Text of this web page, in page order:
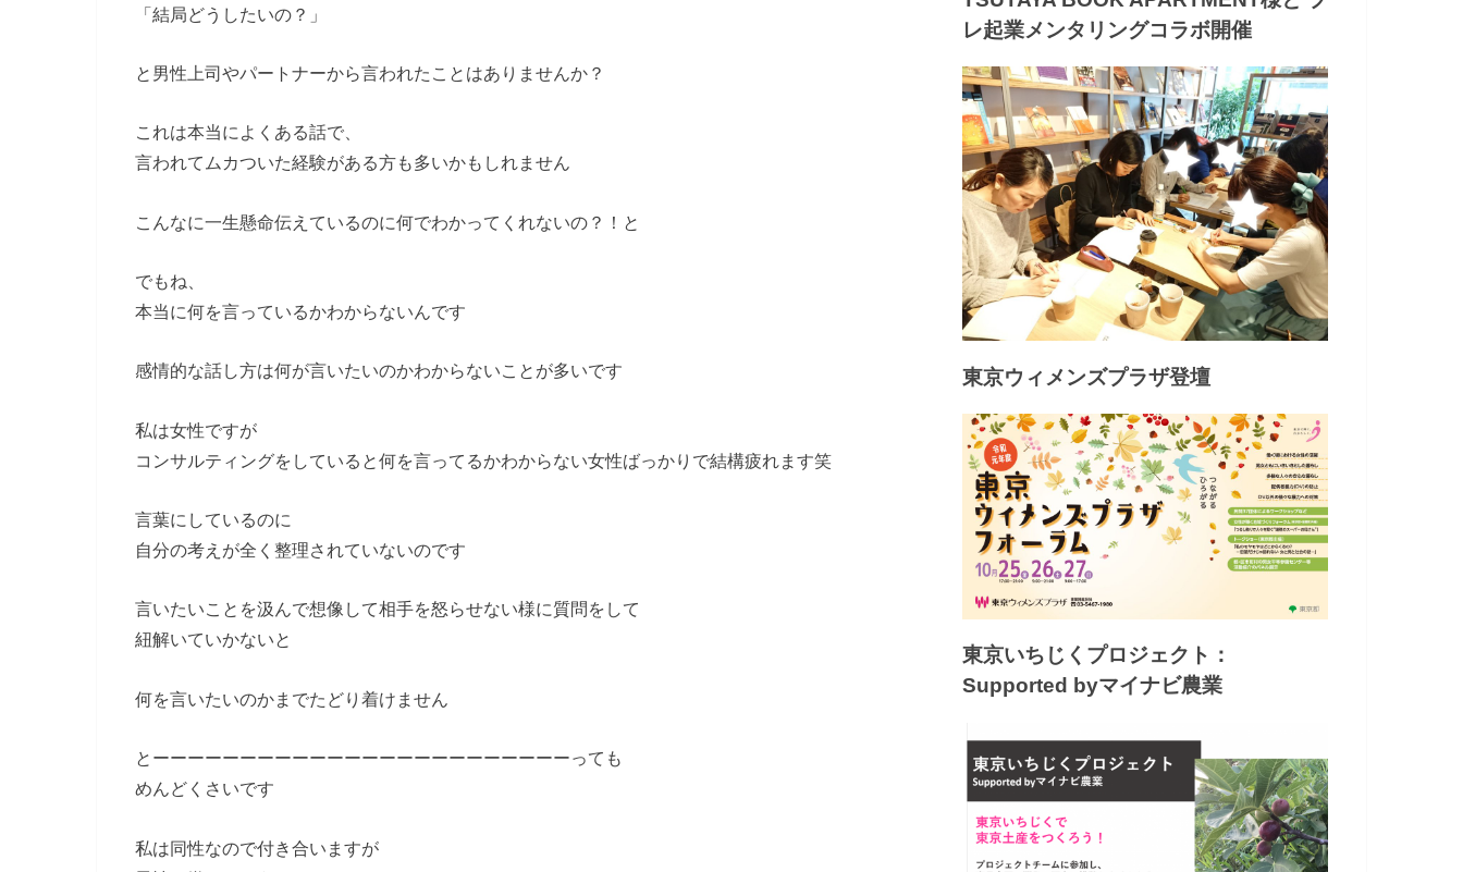
「結局どうしたいの？」
と男性上司やパートナーから言われたことはありませんか？
これは本当によくある話で、
言われてムカついた経験がある方も多いかもしれません
こんなに一生懸命伝えているのに何でわかってくれないの？！と
でもね、
本当に何を言っているかわからないんです
感情的な話し方は何が言いたいのかわからないことが多いです
私は女性ですが
コンサルティングをしていると何を言ってるかわからない女性ばっかりで結構疲れます笑
言葉にしているのに
自分の考えが全く整理されていないのです
言いたいことを汲んで想像して相手を怒らせない様に質問をして
紐解いていかないと
何を言いたいのかまでたどり着けません
とーーーーーーーーーーーーーーーーーーーーーーーーっても
めんどくさいです
私は同性なので付き合いますが
レ起業メンタリングコラボ開催
東京ウィメンズプラザ登壇
東京いちじくプロジェクト：
Supported byマイナビ農業